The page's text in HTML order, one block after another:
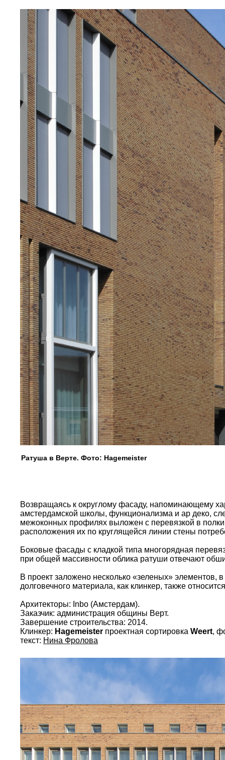
Ратуша в Верте. Фото: Hagemeister
Возвращаясь к округлому фасаду, напоминающему
амстердамской школы, функционализма и ар деко,
межоконных профилях выложен с перевязкой в
расположения их по круглящейся линии стены
Боковые фасады с кладкой типа многорядная
при общей массивности облика ратуши отвечают
В проект заложено несколько «зеленых» элементов,
долговечного материала, как клинкер, также
Архитекторы: Inbo (Амстердам).
Заказчик: администрация общины Верт.
Завершение строительства: 2014.
Клинкер: Hagemeister проектная сортировка Weert,
текст: Нина Фролова